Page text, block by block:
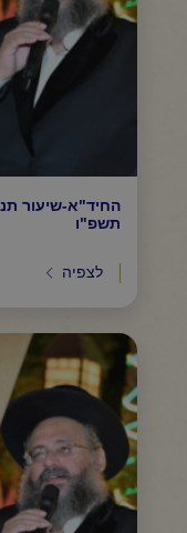
החיד"א-שיעור
תשפ"ו
לצפיה